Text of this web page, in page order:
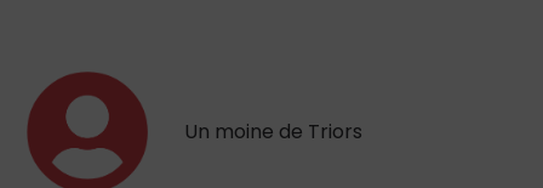
Un moine de Triors